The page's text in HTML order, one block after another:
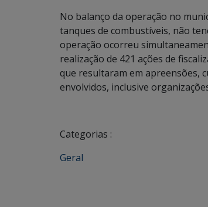
No balanço da operação no
tanques de combustíveis, não
operação ocorreu
realização de 421 ações de
que resultaram em apreensões,
envolvidos, inclusive
Categorias :
Geral